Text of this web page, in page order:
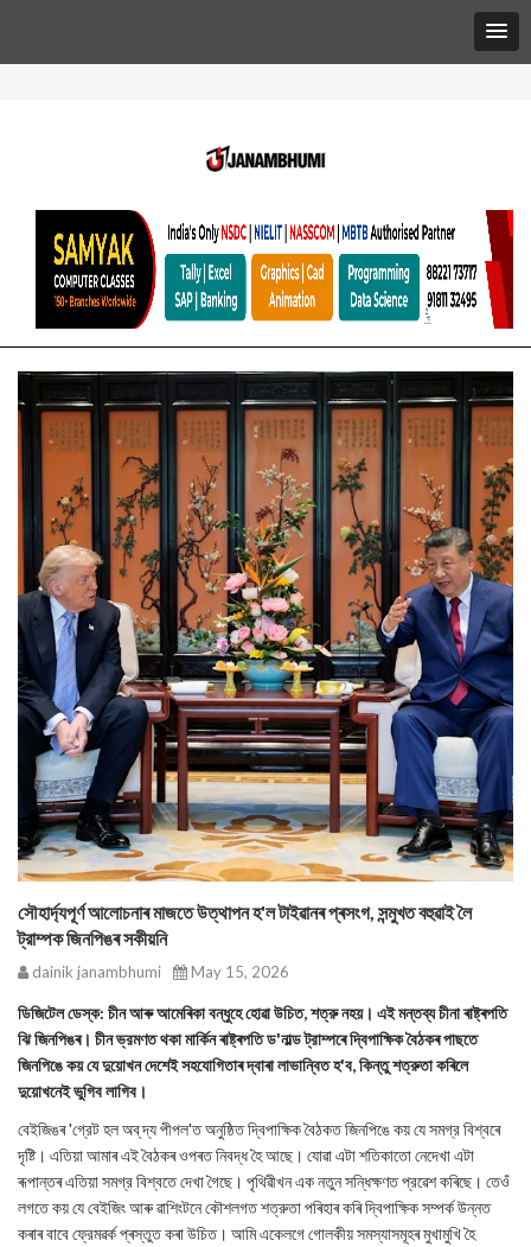
সৌহার্দ্যপূৰ্ণ আলোচনাৰ মাজতে উত্থাপন হ'ল টাইৱানৰ প্ৰসংগ, সন্মুখত বহুৱাই লৈ
ট্রাম্পক জিনপিঙৰ সকীয়নি
dainik janambhumi May 15, 2026
ডিজিটেল ডেস্ক: চীন আৰু আমেৰিকা বন্ধুহে হোৱা উচিত, শত্রু নহয়। এই মন্তব্য চীনা ৰাষ্ট্ৰপতি
ঝি জিনপিঙৰ। চীন ভ্রমণত থকা মার্কিন ৰাষ্ট্ৰপতি ড'নাল্ড ট্রাম্পৰে দ্বিপাক্ষিক বৈঠকৰ পাছতে
জিনপিঙে কয় যে দুয়োখন দেশেই সহযোগিতাৰ দ্বাৰা লাভান্বিত হ'ব, কিন্তু শত্রুতা কৰিলে
দুয়োখনেই ভুগিব লাগিব।
বেইজিঙৰ 'গ্রেট হল অব্ দ্য পীপল'ত অনুষ্ঠিত দ্বিপাক্ষিক বৈঠকত জিনপিঙে কয় যে সমগ্র বিশ্বৰে
দৃষ্টি। এতিয়া আমাৰ এই বৈঠকৰ ওপৰত নিবদ্ধ হৈ আছে। যোৱা এটা শতিকাতো নেদেখা এটা
ৰূপান্তৰ এতিয়া সমগ্র বিশ্বতে দেখা গৈছে। পৃথিৱীখন এক নতুন সন্ধিক্ষণত প্রৱেশ কৰিছে। তেওঁ
লগতে কয় যে বেইজিং আৰু ৱাশিংটনে কৌশলগত শত্রুতা পৰিহাৰ কৰি দ্বিপাক্ষিক সম্পর্ক উন্নত
কৰাৰ বাবে ফ্রেমৱৰ্ক প্ৰস্তুত কৰা উচিত। আমি একেলগে গোলকীয় সমস্যাসমূহৰ মুখামুখি হৈ